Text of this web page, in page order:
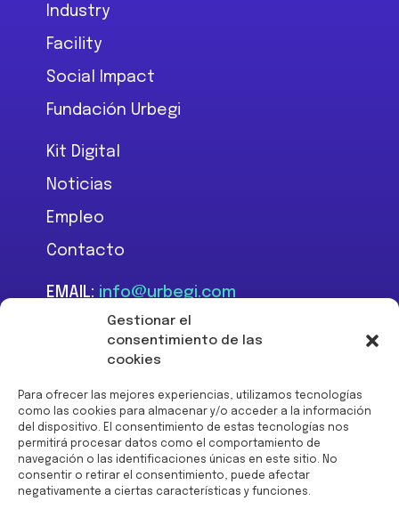
Gestionar el
consentimiento de las
cookies
Para ofrecer las mejores experiencias, utilizamos tecnologías
como las cookies para almacenar y/o acceder a la información
del dispositivo. El consentimiento de estas tecnologías nos
permitirá procesar datos como el comportamiento de
navegación o las identificaciones únicas en este sitio. No
consentir o retirar el consentimiento, puede afectar
negativamente a ciertas características y funciones.
Industry
Facility
Social Impact
Fundación Urbegi
Kit Digital
Noticias
Empleo
Contacto
EMAIL: info@urbegi.com
+34 946 801 934
Financiado por la Unión
Europea -
NextGenerationEU: